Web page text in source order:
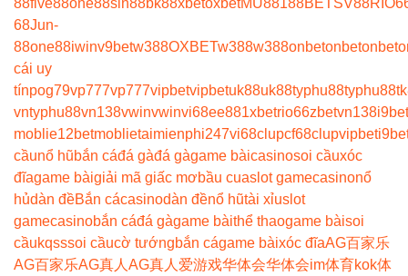
68Jun-
88one88iwinv9betw388OXBETw388w388onbetonbetonbet
cái uy
tínpog79vp777vp777vipbetvipbetuk88uk88typhu88typhu88
vntyphu88vn138vwinvwinvi68ee881xbetrio66zbetvn138
moblie12betmoblietaimienphi247vi68clupcf68clupvipbet
cầunổ hũbắn cáđá gàđá gàgame bàicasinosoi cầuxóc
đĩagame bàigiải mã giấc mơbầu cuaslot gamecasinonổ
hủdàn đềBắn cácasinodàn đềnổ hũtài xỉuslot
gamecasinobắn cáđá gàgame bàithể thaogame bàisoi
cầukqsssoi cầucờ tướngbắn cágame bàixóc đĩaAG百家乐
AG百家乐AG真人 AG真人 爱游戏华体会华体会im体育kok体